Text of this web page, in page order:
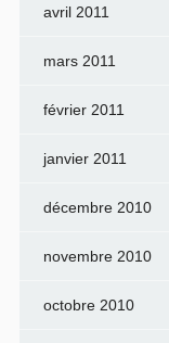
avril 2011
mars 2011
février 2011
janvier 2011
décembre 2010
novembre 2010
octobre 2010